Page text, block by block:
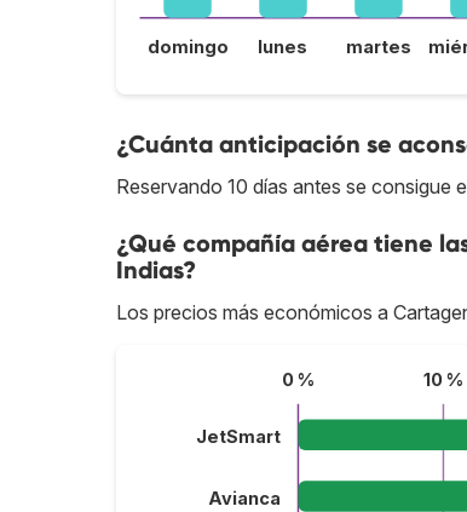
domingo lunes martes
¿Cuánta anticipación se
Reservando 10 días antes se consigue
¿Qué compañía aérea tiene
Indias?
Los precios más económicos a
0 % 10 %
JetSmart
Avianca